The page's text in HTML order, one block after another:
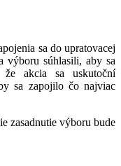
sa do upratovacej
výboru súhlasili, aby sa
akcia sa uskutoční
sa zapojilo čo najviac
zasadnutie výboru bude